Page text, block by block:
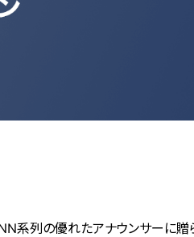
系列の優れたアナウンサーに贈